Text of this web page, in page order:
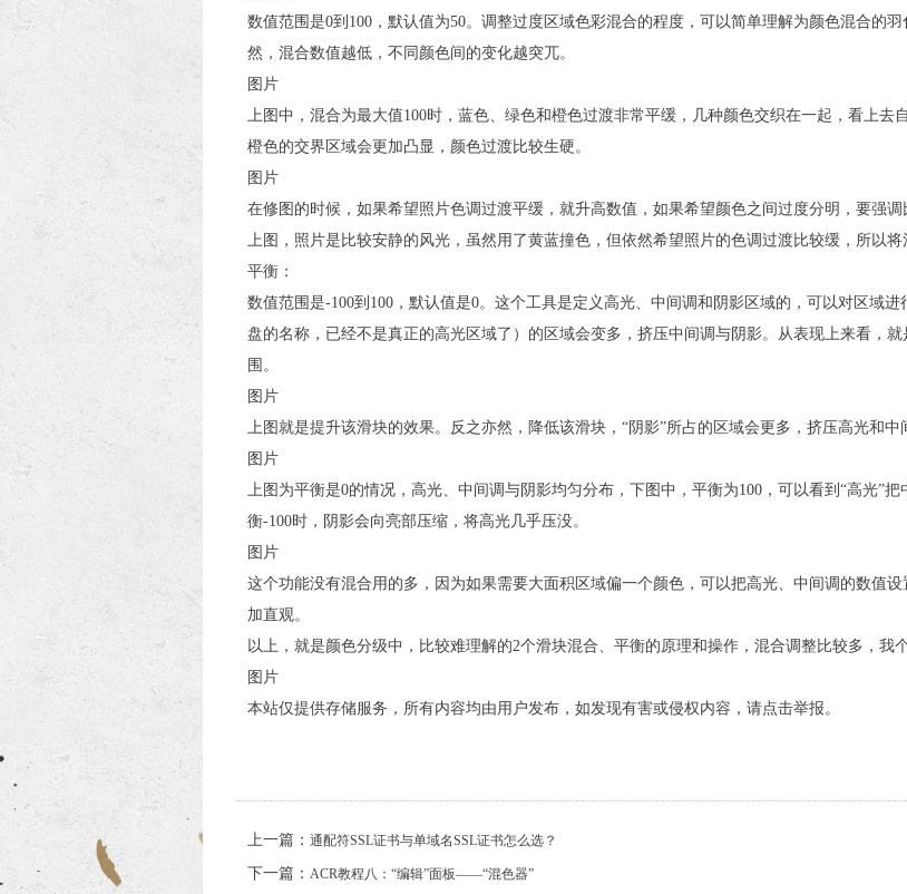
数值范围是0到100，默认值为50。调整过度区域色彩混合的程度，可以简单理解为颜色混合的
然，混合数值越低，不同颜色间的变化越突兀。
图片
上图中，混合为最大值100时，蓝色、绿色和橙色过渡非常平缓，几种颜色交织在一起，看上去
橙色的交界区域会更加凸显，颜色过渡比较生硬。
图片
在修图的时候，如果希望照片色调过渡平缓，就升高数值，如果希望颜色之间过度分明，要强
上图，照片是比较安静的风光，虽然用了黄蓝撞色，但依然希望照片的色调过渡比较缓，所以将
平衡：
数值范围是-100到100，默认值是0。这个工具是定义高光、中间调和阴影区域的，可以对区域
盘的名称，已经不是真正的高光区域了）的区域会变多，挤压中间调与阴影。从表现上来看，
围。
图片
上图就是提升该滑块的效果。反之亦然，降低该滑块，“阴影”所占的区域会更多，挤压高光和中
图片
上图为平衡是0的情况，高光、中间调与阴影均匀分布，下图中，平衡为100，可以看到“高光”
衡-100时，阴影会向亮部压缩，将高光几乎压没。
图片
这个功能没有混合用的多，因为如果需要大面积区域偏一个颜色，可以把高光、中间调的数值
加直观。
以上，就是颜色分级中，比较难理解的2个滑块混合、平衡的原理和操作，混合调整比较多，我
图片
本站仅提供存储服务，所有内容均由用户发布，如发现有害或侵权内容，请点击举报。
上一篇： 通配符SSL证书与单域名SSL证书怎么选？
下一篇： ACR教程八：“编辑”面板——“混色器”